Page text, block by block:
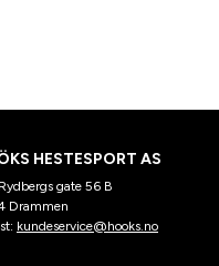
HESTESPORT AS
gate 56 B
Drammen
kundeservice@hooks.no